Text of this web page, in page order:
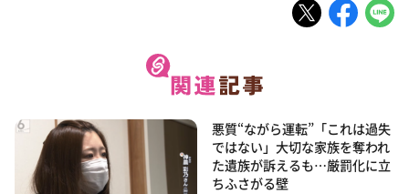
悪質“ながら運転”「これは過失
ではない」大切な家族を奪われ
た遺族が訴えるも…厳罰化に立
ちふさがる壁